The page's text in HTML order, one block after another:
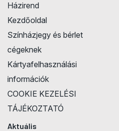
Házirend
Kezdőoldal
Színházjegy és bérlet
cégeknek
Kártyafelhasználási
információk
COOKIE KEZELÉSI
TÁJÉKOZTATÓ
Aktuális